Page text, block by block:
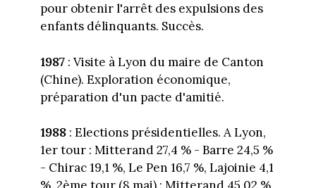
pour obtenir l'arrêt des expulsions des
enfants délinquants. Succès.
1987: Visite à Lyon du maire de Canton
(Chine). Exploration économique,
préparation d'un pacte d'amitié.
1988: Elections présidentielles. A Lyon,
1er tour : Mitterand 27,4 % - Barre 24,5 %
- Chirac 19,1 %, Le Pen 16,7 %, Lajoinie 4,1